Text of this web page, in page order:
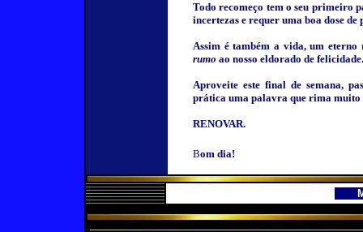
Todo recomeço tem o seu primeiro
incertezas e requer uma boa dose
Assim é também a vida, um eterno
rumo ao nosso eldorado de felicidade.
Aproveite este final de semana,
prática uma palavra que rima
RENOVAR.
Bom dia!